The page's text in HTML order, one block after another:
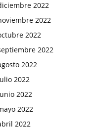
2022
2022
2022
2022
2022
2022
2022
2022
2022